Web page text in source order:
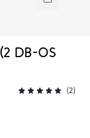
DB-OS
(2)